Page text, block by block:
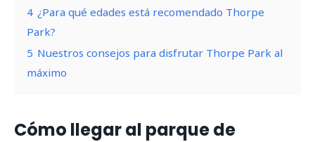
4 ¿Para qué edades está recomendado Thorpe
Park?
5 Nuestros consejos para disfrutar Thorpe Park al
máximo
Cómo llegar al parque de